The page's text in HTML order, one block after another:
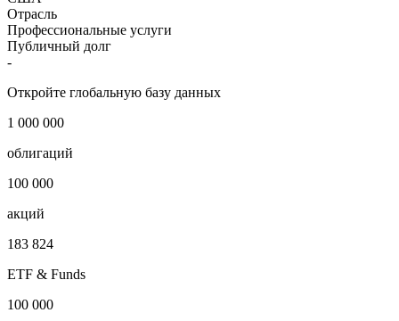
Отрасль
Профессиональные услуги
Публичный долг
-
Откройте глобальную базу данных
1 000 000
облигаций
100 000
акций
183 824
ETF & Funds
100 000